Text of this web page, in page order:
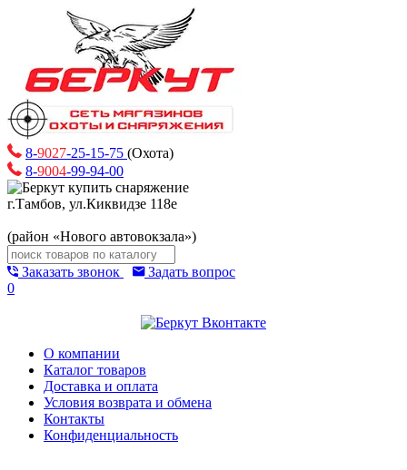
8-9027-25-15-75 (Охота)
8-9004-99-94-00
г.Тамбов, ул.Киквидзе 118е
(район «Нового автовокзала»)
Заказать звонок
Задать вопрос
0
О компании
Каталог товаров
Доставка и оплата
Условия возврата и обмена
Контакты
Конфиденциальность